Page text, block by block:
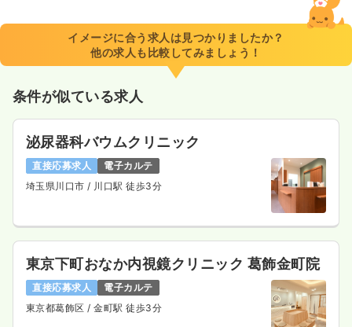
8:30～17:30（休憩60分）
4週8休以上
月給28万円以上可
気になる
日勤のみ（パート） 一時募集休止
給与 時給1,500円〜
時給1,500円以上可
気になる 詳細を見る
イメージに合う求人は見つかりましたか？
他の求人も比較してみましょう！
条件が似ている求人
泌尿器科バウムクリニック
直接応募求人
電子カルテ
埼玉県川口市/ 川口駅 徒歩3分
東京下町おなか内視鏡クリニック 葛飾金町院
直接応募求人
電子カルテ
東京都葛飾区/ 金町駅 徒歩3分